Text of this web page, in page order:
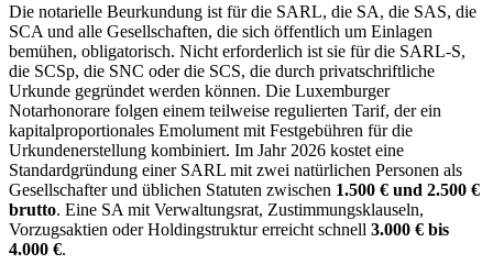
Die notarielle Beurkundung ist für die SARL, die SA, die SAS, die
SCA und alle Gesellschaften, die sich öffentlich um Einlagen
bemühen, obligatorisch. Nicht erforderlich ist sie für die SARL-S,
die SCSp, die SNC oder die SCS, die durch privatschriftliche
Urkunde gegründet werden können. Die Luxemburger
Notarhonorare folgen einem teilweise regulierten Tarif, der ein
kapitalproportionales Emolument mit Festgebühren für die
Urkundenerstellung kombiniert. Im Jahr 2026 kostet eine
Standardgründung einer SARL mit zwei natürlichen Personen als
Gesellschafter und üblichen Statuten zwischen 1.500 € und 2.500 €
brutto. Eine SA mit Verwaltungsrat, Zustimmungsklauseln,
Vorzugsaktien oder Holdingstruktur erreicht schnell 3.000 € bis
4.000 €.